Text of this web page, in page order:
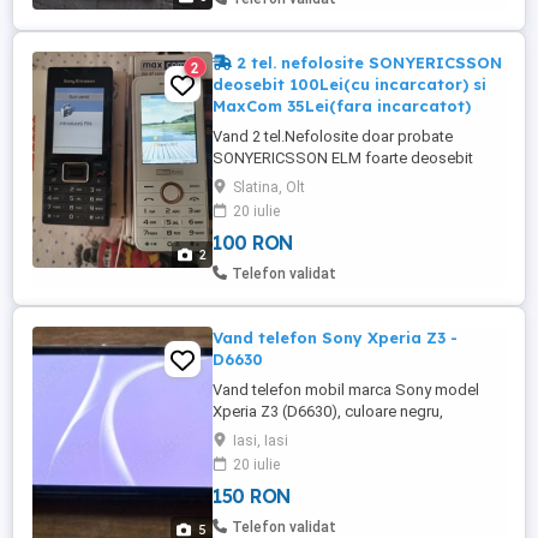
2
2
2 tel. nefolosite SONYERICSSON
deosebit 100Lei(cu incarcator) si
MaxCom 35Lei(fara incarcatot)
Vand 2 tel.Nefolosite doar probate
SONYERICSSON ELM foarte deosebit
100lei(cu incarcator) si unul MaxCom
MM136 35lei(fara incarcator),
Slatina, Olt
20 iulie
100 RON
Telefon validat
5
Vand telefon Sony Xperia Z3 -
D6630
Vand telefon mobil marca Sony model
Xperia Z3 (D6630), culoare negru,
functional arata bine, ecran 5.2 inch full
HD, camera 20.7 mpx, procesor
Qualcomm MSM8974AC Snapdragon 801,
memorie interna 32Gb, memorie RAM 3Gb,
radio FM, baterie Li-Ion 3100 mAh, pret
Iasi, Iasi
20 iulie
150 RON
Telefon validat